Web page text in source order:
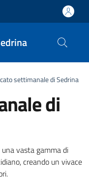
settimanale di Sedrina
di
vasta gamma di
creando un vivace